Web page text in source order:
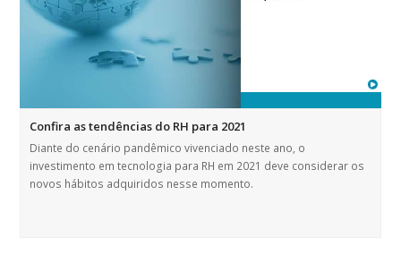
Confira as tendências do RH para 2021
Diante do cenário pandêmico vivenciado neste ano, o
investimento em tecnologia para RH em 2021 deve considerar os
novos hábitos adquiridos nesse momento.